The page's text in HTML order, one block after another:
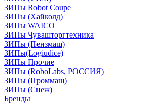
ЗИПы Robot Coupe
ЗИПы (Хайколд)
ЗИПы WAICO
ЗИПы Чувашторгтехника
ЗИПы (Пензмаш)
ЗИПы(Logiudice)
ЗИПы Прочие
ЗИПы (RoboLabs, РОССИЯ)
ЗИПы (Проммаш)
ЗИПы (Снеж)
Бренды